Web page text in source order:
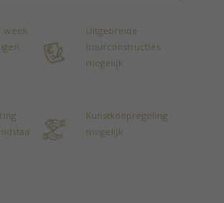
week
Uitgebreide
huurconstructies
mogelijk
Kunstkoopregeling
mogelijk